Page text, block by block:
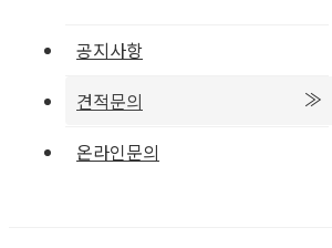
공지사항
견적문의
온라인문의